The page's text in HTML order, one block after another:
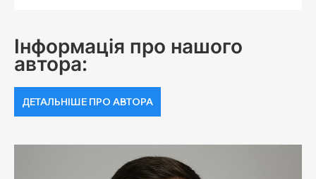
Інформація про нашого
автора:
ДЕТАЛЬНІШЕ ПРО АВТОРА